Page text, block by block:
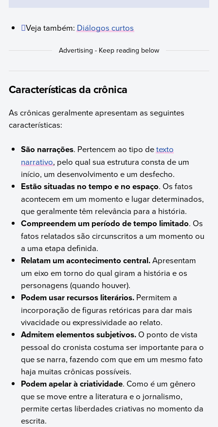
Veja também:Diálogos curtos
Características da crônica
As crônicas geralmente apresentam as seguintes
características:
São narrações. Pertencem ao tipo detexto
narrativo, pelo qual sua estrutura consta de um
início, um desenvolvimento e um desfecho.
Estão situadas no tempo e no espaço. Os fatos
acontecem em um momento e lugar determinados,
que geralmente têm relevância para a história.
Compreendem um período de tempo limitado. Os
fatos relatados são circunscritos a um momento ou
a uma etapa definida.
Relatam um acontecimento central.Apresentam
um eixo em torno do qual giram a história e os
personagens (quando houver).
Podem usar recursos literários. Permitem a
incorporação de figuras retóricas para dar mais
vivacidade ou expressividade ao relato.
Admitem elementos subjetivos. O ponto de vista
pessoal do cronista costuma ser importante para o
que se narra, fazendo com que em um mesmo fato
haja muitas crônicas possíveis.
Podem apelar à criatividade. Como é um gênero
que se move entre a literatura e o jornalismo,
permite certas liberdades criativas no momento da
escrita.